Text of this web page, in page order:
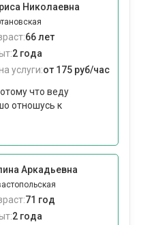
Николаевна
66 лет
2 года
услуги:от 175 руб/час
что веду
отношусь к
Аркадьевна
71 год
2 года